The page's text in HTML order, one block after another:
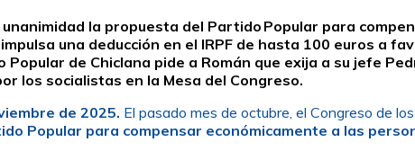
la propuesta del Partido Popular para
una deducción en el IRPF de hasta 100 euros a
de Chiclana pide a Román que exija a su jefe
los socialistas en la Mesa del Congreso.
de 2025. El pasado mes de octubre, el Congreso de
Popular para compensar económicamente a las